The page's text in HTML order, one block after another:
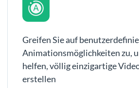
Greifen Sie auf
Animationsmöglichkeiten zu,
helfen, völlig einzigartige
erstellen